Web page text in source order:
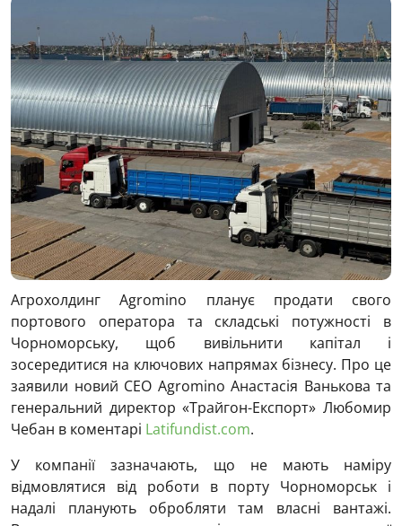
Агрохолдинг Agromino планує продати свого
портового оператора та складські потужності в
Чорноморську, щоб вивільнити капітал і
зосередитися на ключових напрямах бізнесу. Про це
заявили новий CEO Agromino Анастасія Ванькова та
генеральний директор «Трайгон-Експорт» Любомир
Чебан в коментарі Latifundist.com.
У компанії зазначають, що не мають наміру
відмовлятися від роботи в порту Чорноморськ і
надалі планують обробляти там власні вантажі.